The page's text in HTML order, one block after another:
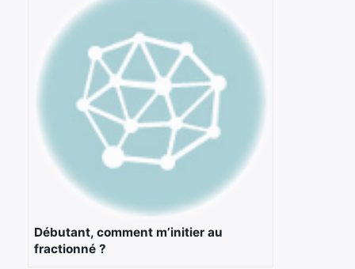
Débutant, comment m’initier au
fractionné ?